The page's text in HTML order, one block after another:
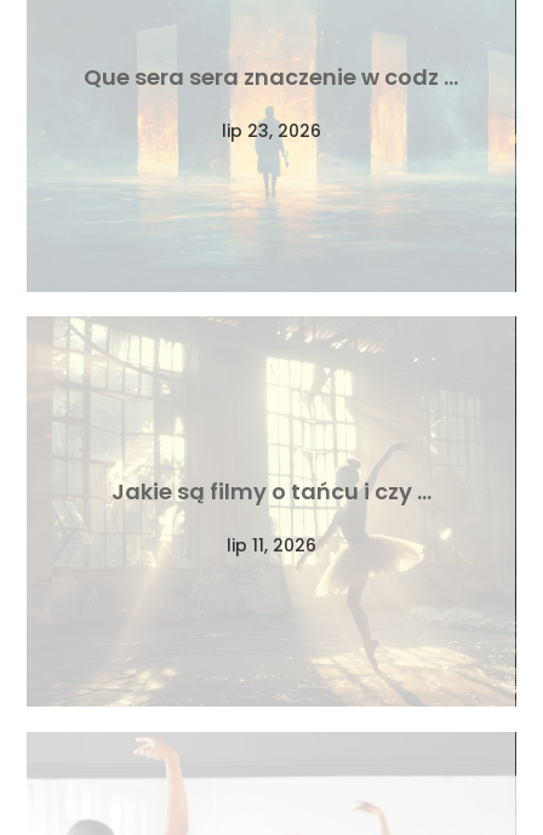
Que sera sera znaczenie w codz …
lip 23, 2026
Jakie są filmy o tańcu i czy …
lip 11, 2026